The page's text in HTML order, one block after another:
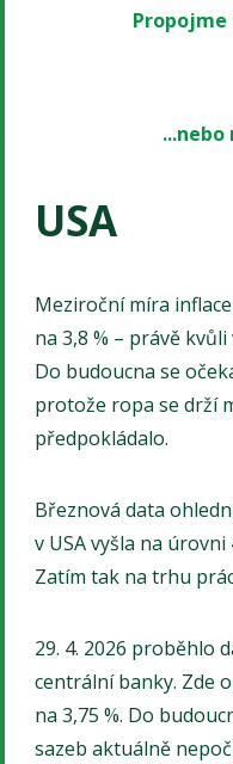
Propojme
...nebo
USA
Meziroční míra
na 3,8 % – právě
Do budoucna se
protože ropa se drží
předpokládalo.
Březnová data
v USA vyšla na
Zatím tak na trhu
29. 4. 2026 proběhlo
centrální banky. Zde
na 3,75 %. Do
sazeb aktuálně